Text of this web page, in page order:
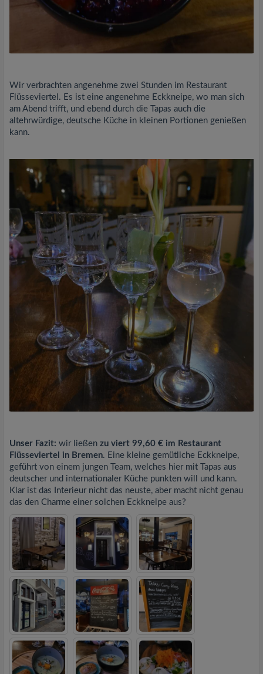
Wir verbrachten angenehme zwei Stunden im Restaurant
Flüsseviertel. Es ist eine angenehme Eckkneipe, wo man sich
am Abend trifft, und ebend durch die Tapas auch die
altehrwürdige, deutsche Küche in kleinen Portionen genießen
kann.
Unser Fazit: wir ließen zu viert 99,60 € im Restaurant
Flüsseviertel in Bremen. Eine kleine gemütliche Eckkneipe,
geführt von einem jungen Team, welches hier mit Tapas aus
deutscher und internationaler Küche punkten will und kann.
Klar ist das Interieur nicht das neuste, aber macht nicht genau
das den Charme einer solchen Eckkneipe aus?